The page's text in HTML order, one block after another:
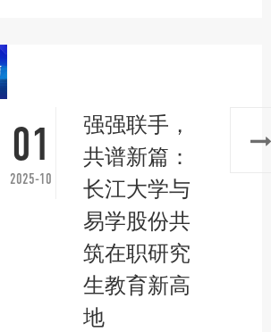
01
2025-10
强强联手，
共谱新篇：
长江大学与
易学股份共
筑在职研究
生教育新高
地